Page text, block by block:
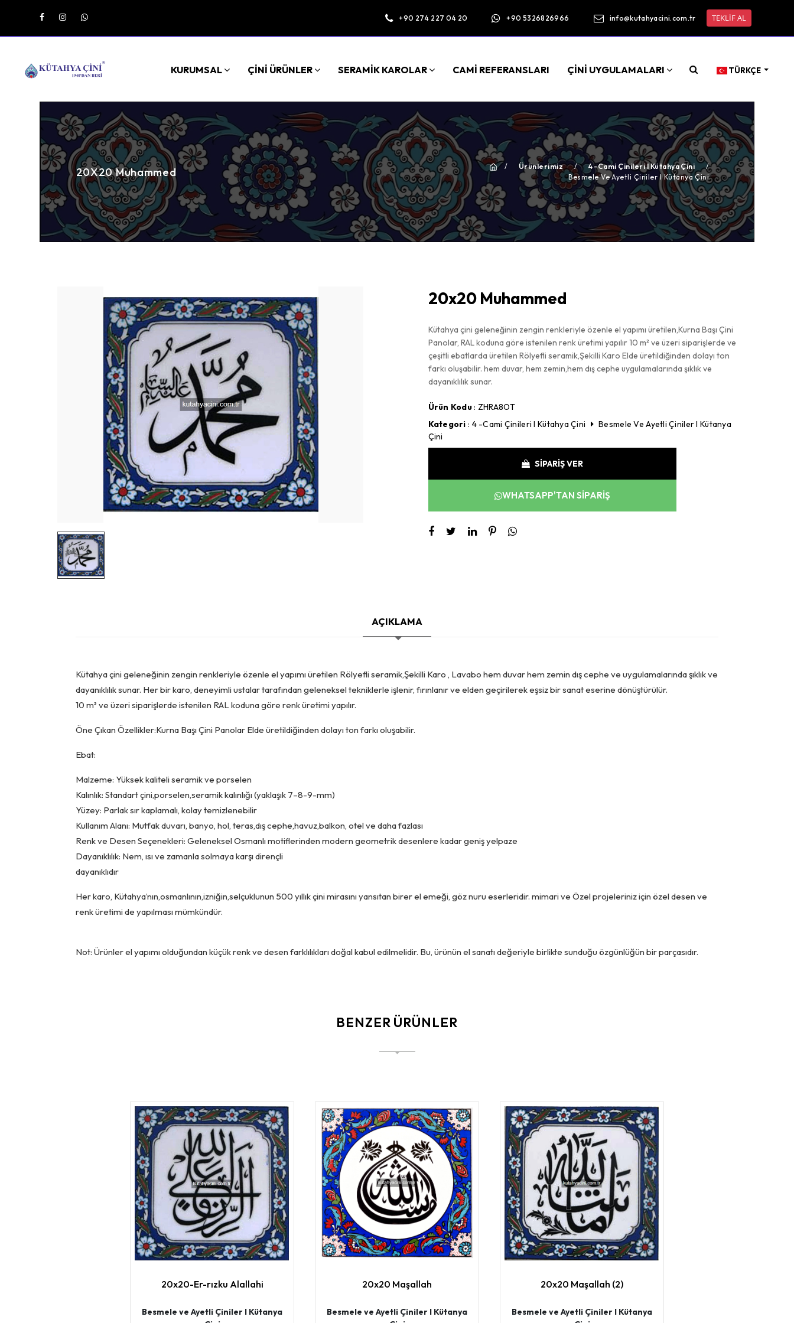
+90 274 227 04 20 +90 5326826966 info@kutahyacini.com.tr TEKLİF AL
KURUMSAL ÇİNİ ÜRÜNLER SERAMİK KAROLAR CAMİ REFERANSLARI ÇİNİ UYGULAMALARI TÜRKÇE
20X20 Muhammed / Ürünlerimiz / 4 -Cami Çinileri I Kütahya Çini
/
Besmele Ve Ayetli Çiniler I Kütanya Çini
20x20 Muhammed
Kütahya çini geleneğinin zengin renkleriyle özenle el yapımı üretilen,Kurna Başı Çini
Panolar, RAL koduna göre istenilen renk üretimi yapılır 10 m² ve üzeri siparişlerde ve
çeşitli ebatlarda üretilen Rölyefli seramik,Şekilli Karo Elde üretildiğinden dolayı ton
farkı oluşabilir. hem duvar, hem zemin,hem dış cephe uygulamalarında şıklık ve
dayanıklılık sunar.
Ürün Kodu: ZHRA8OT
Kategori : 4 -Cami Çinileri I Kütahya Çini
Besmele Ve Ayetli Çiniler I Kütanya
Çini
SİPARİŞ VER
WHATSAPP'TAN SİPARİŞ
AÇIKLAMA
Kütahya çini geleneğinin zengin renkleriyle özenle el yapımı üretilen Rölyefli seramik,Şekilli Karo , Lavabo hem duvar hem zemin dış cephe ve uygulamalarında şıklık ve
dayanıklılık sunar. Her bir karo, deneyimli ustalar tarafından geleneksel tekniklerle işlenir, fırınlanır ve elden geçirilerek eşsiz bir sanat eserine dönüştürülür.
10 m² ve üzeri siparişlerde istenilen RAL koduna göre renk üretimi yapılır.
Öne Çıkan Özellikler:Kurna Başı Çini Panolar Elde üretildiğinden dolayı ton farkı oluşabilir.
Ebat:
Malzeme: Yüksek kaliteli seramik ve porselen
Kalınlık: Standart çini,porselen,seramik kalınlığı (yaklaşık 7–8-9-mm)
Yüzey: Parlak sır kaplamalı, kolay temizlenebilir
Kullanım Alanı: Mutfak duvarı, banyo, hol, teras,dış cephe,havuz,balkon, otel ve daha fazlası
Renk ve Desen Seçenekleri: Geleneksel Osmanlı motiflerinden modern geometrik desenlere kadar geniş yelpaze
Dayanıklılık: Nem, ısı ve zamanla solmaya karşı dirençli
dayanıklıdır
Her karo, Kütahya’nın,osmanlının,izniğin,selçuklunun 500 yıllık çini mirasını yansıtan birer el emeği, göz nuru eserleridir. mimari ve Özel projeleriniz için özel desen ve
renk üretimi de yapılması mümkündür.
Not: Ürünler el yapımı olduğundan küçük renk ve desen farklılıkları doğal kabul edilmelidir. Bu, ürünün el sanatı değeriyle birlikte sunduğu özgünlüğün bir parçasıdır.
BENZER ÜRÜNLER
20x20-Er-rızku Alallahi
Besmele ve Ayetli Çiniler I Kütanya
20x20 Maşallah
Besmele ve Ayetli Çiniler I Kütanya
20x20 Maşallah (2)
Besmele ve Ayetli Çiniler I Kütanya